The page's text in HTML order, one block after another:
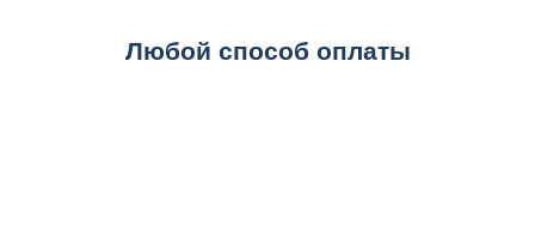
Любой способ оплаты